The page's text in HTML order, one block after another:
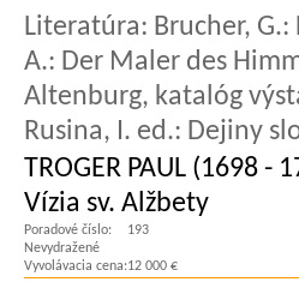
Literatúra: Brucher,
A.: Der Maler des
Altenburg, katalóg
Rusina, I. ed.: Dejiny
TROGER PAUL (1698 -
Vízia sv. Alžbety
Poradové číslo:
193
Nevydražené
Vyvolávacia cena:12 000 €